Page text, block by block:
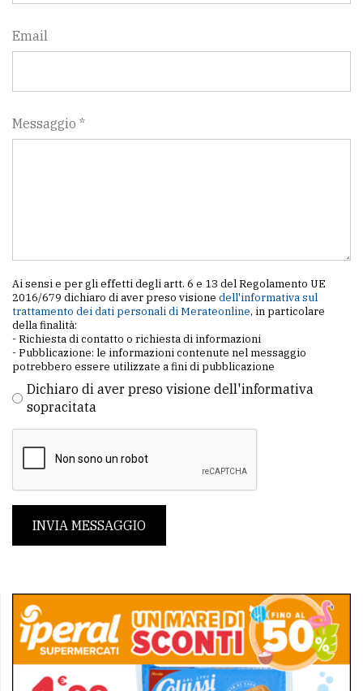
Email
Messaggio *
Ai sensi e per gli effetti degli artt. 6 e 13 del Regolamento UE
2016/679 dichiaro di aver preso visione dell'informativa sul
trattamento dei dati personali di Merateonline, in particolare
della finalità:
- Richiesta di contatto o richiesta di informazioni
- Pubblicazione: le informazioni contenute nel messaggio
potrebbero essere utilizzate a fini di pubblicazione
Dichiaro di aver preso visione dell'informativa
sopracitata
INVIA MESSAGGIO